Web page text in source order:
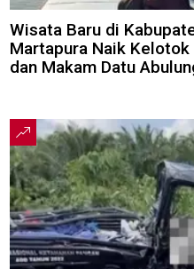
Wisata Baru di
Martapura Naik Kelotok
dan Makam Datu